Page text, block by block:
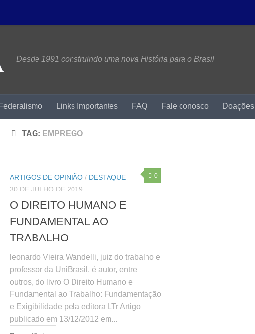
Desde 1991 construindo uma nova História para o Brasil
Links Importantes FAQ Fale conosco Doações
TAG: EMPREGO
0
ARTIGOS DE OPINIÃO / DESTAQUE
30 DE JULHO DE 2019
O DIREITO HUMANO E
FUNDAMENTAL AO
TRABALHO
leonardo Vieira Wandelli, juiz do trabalho e
professor da UniBrasil, é autor, entre
outros, do livro O Direito Humano e
Fundamental ao Trabalho: Fundamentação
e Exigibilidade pela editora LTr Artigo
publicado em 13/12/2012 em...